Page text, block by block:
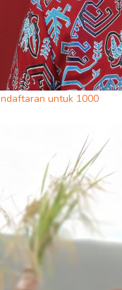
untuk 1000